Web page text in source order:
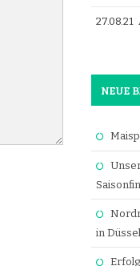
27.08.21
NEUE
in